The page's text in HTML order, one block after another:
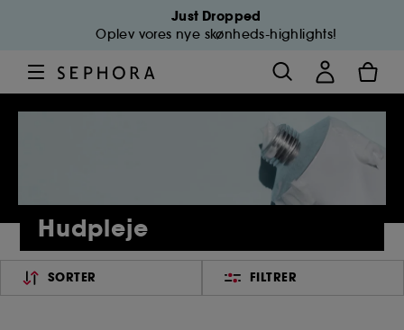
Just Dropped
Oplev vores nye skønheds-highlights!
Hudpleje
SORTER FILTRER